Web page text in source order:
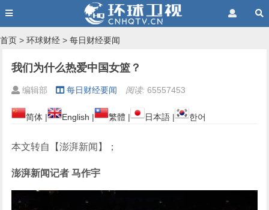
首页 > 环球财经 > 每日财经要闻
我们为什么热爱中国女篮？
编辑部 每日财经要闻 阅读: 65557453
简体 | English | 繁體 | 日本語 | 한어
本文转自【澎湃新闻】；
澎湃新闻记者 马作宇